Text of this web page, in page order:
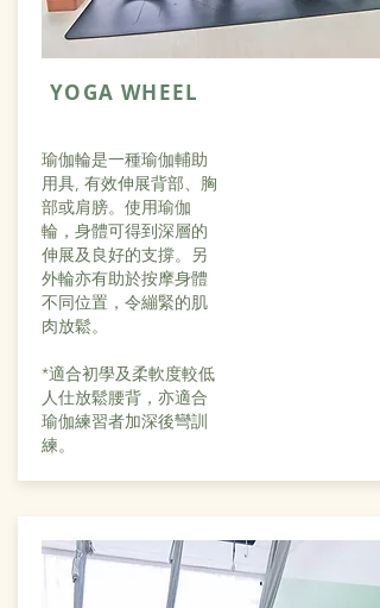
YOGA WHEEL
瑜伽輪是一種瑜伽輔助
用具, 有效伸展背部、胸
部或肩膀。使用瑜伽
輪，身體可得到深層的
伸展及良好的支撐。另
外輪亦有助於按摩身體
不同位置，令繃緊的肌
肉放鬆。
*適合初學及柔軟度較低
人仕放鬆腰背，亦適合
瑜伽練習者加深後彎訓
練。